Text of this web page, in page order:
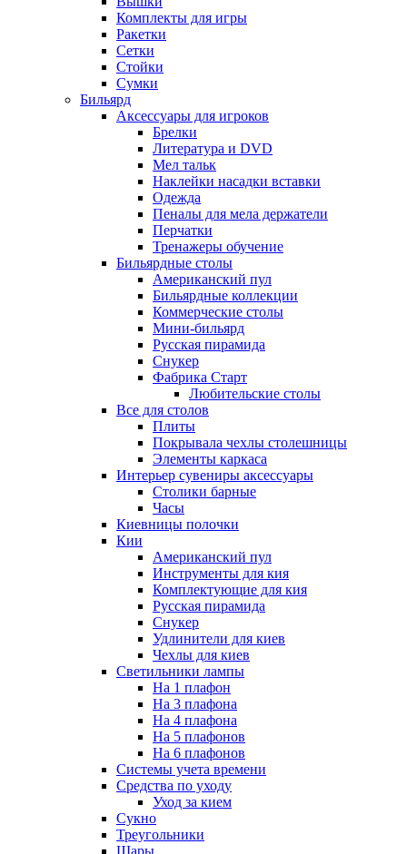
Комплекты для игры
Ракетки
Сетки
Стойки
Сумки
Бильярд
Аксессуары для игроков
Брелки
Литература и DVD
Мел тальк
Наклейки насадки вставки
Одежда
Пеналы для мела держатели
Перчатки
Тренажеры обучение
Бильярдные столы
Американский пул
Бильярдные коллекции
Коммерческие столы
Мини-бильярд
Русская пирамида
Снукер
Фабрика Старт
Любительские столы
Все для столов
Плиты
Покрывала чехлы столешницы
Элементы каркаса
Интерьер сувениры аксессуары
Столики барные
Часы
Киевницы полочки
Кии
Американский пул
Инструменты для кия
Комплектующие для кия
Русская пирамида
Снукер
Удлинители для киев
Чехлы для киев
Светильники лампы
На 1 плафон
На 3 плафона
На 4 плафона
На 5 плафонов
На 6 плафонов
Системы учета времени
Средства по уходу
Уход за кием
Сукно
Треугольники
Шары